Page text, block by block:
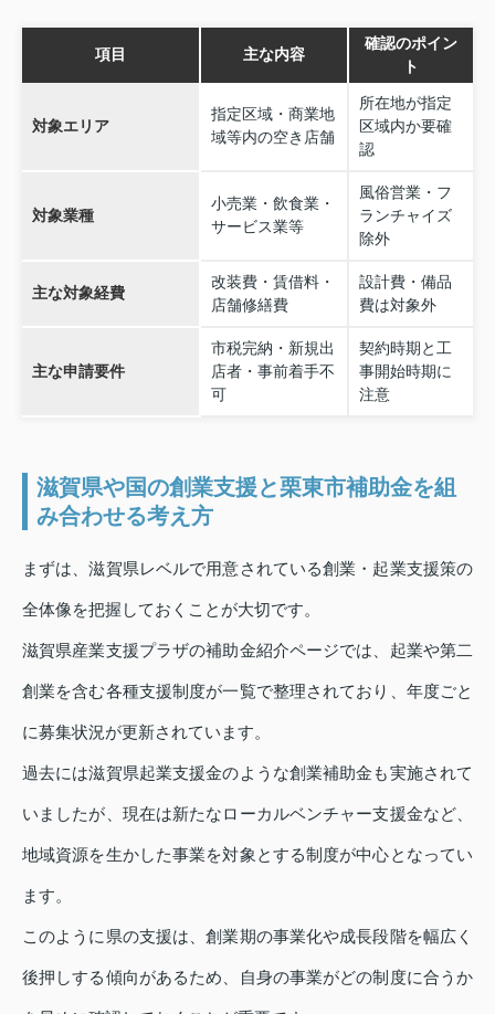
項目 主な内容
確認のポイン
ト
対象エリア
指定区域・商業地
域等内の空き店舗
所在地が指定
区域内か要確
認
対象業種
小売業・飲食業・
サービス業等
風俗営業・フ
ランチャイズ
除外
主な対象経費
改装費・賃借料・
店舗修繕費
設計費・備品
費は対象外
主な申請要件
市税完納・新規出
店者・事前着手不
可
契約時期と工
事開始時期に
注意
滋賀県や国の創業支援と栗東市補助金を組
み合わせる考え方
まずは、滋賀県レベルで用意されている創業・起業支援策の
全体像を把握しておくことが大切です。
滋賀県産業支援プラザの補助金紹介ページでは、起業や第二
創業を含む各種支援制度が一覧で整理されており、年度ごと
に募集状況が更新されています。
過去には滋賀県起業支援金のような創業補助金も実施されて
いましたが、現在は新たなローカルベンチャー支援金など、
地域資源を生かした事業を対象とする制度が中心となってい
ます。
このように県の支援は、創業期の事業化や成長段階を幅広く
後押しする傾向があるため、自身の事業がどの制度に合うか